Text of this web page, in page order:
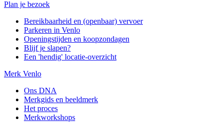
Plan je bezoek
Bereikbaarheid en (openbaar) vervoer
Parkeren in Venlo
Openingstijden en koopzondagen
Blijf je slapen?
Een 'hendig' locatie-overzicht
Merk Venlo
Ons DNA
Merkgids en beeldmerk
Het proces
Merkworkshops